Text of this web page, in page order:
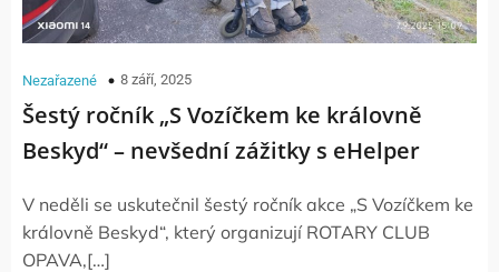
Nezařazené 8 září, 2025
Šestý ročník „S Vozíčkem ke královně
Beskyd“ – nevšední zážitky s eHelper
V neděli se uskutečnil šestý ročník akce „S Vozíčkem ke
královně Beskyd“, který organizují ROTARY CLUB
OPAVA,[…]